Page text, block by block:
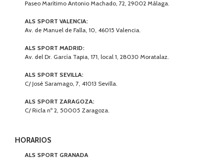
Paseo Marítimo Antonio Machado, 72, 29002 Málaga.
ALS SPORT VALENCIA:
Av. de Manuel de Falla, 10, 46015 Valencia.
ALS SPORT MADRID:
Av. del Dr. García Tapia, 171, local 1, 28030 Moratalaz.
ALS SPORT SEVILLA:
C/ José Saramago, 7, 41013 Sevilla.
ALS SPORT ZARAGOZA:
C/ Ricla nº 2, 50005 Zaragoza.
HORARIOS
ALS SPORT GRANADA